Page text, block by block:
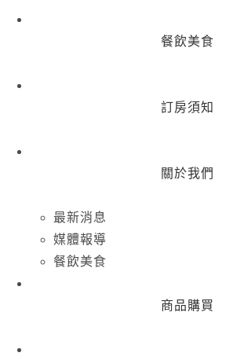
餐飲美食
訂房須知
關於我們
最新消息
媒體報導
餐飲美食
商品購買